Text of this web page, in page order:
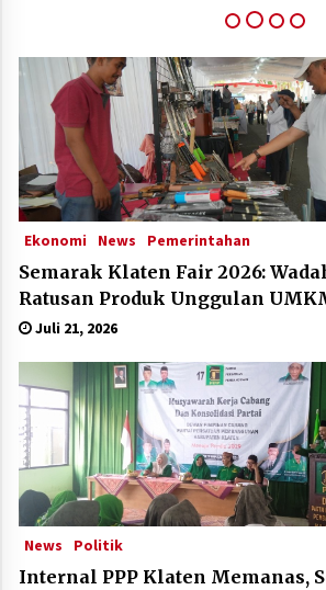
IGA Award 2025
Ekonomi News Pemerintahan
Semarak Klaten Fair 2026:
Ratusan Produk Unggulan
Lokal
Juli 21, 2026
News Politik
Internal PPP Klaten Memanas,